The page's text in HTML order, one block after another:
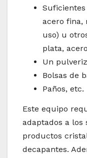
acero fina,
uso) u
plata,
Un
Bolsas de
Paños, etc.
Este equipo
adaptados a
productos
decapantes.